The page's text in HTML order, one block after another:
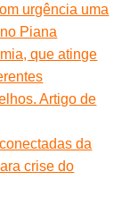
urgência uma
Piana
que atinge
Artigo de
da
crise do